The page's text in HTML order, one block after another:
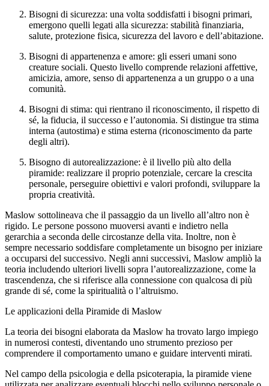
Bisogni di sicurezza: una volta soddisfatti i bisogni primari,
emergono quelli legati alla sicurezza: stabilità finanziaria,
salute, protezione fisica, sicurezza del lavoro e dell’abitazione.
Bisogni di appartenenza e amore: gli esseri umani sono
creature sociali. Questo livello comprende relazioni affettive,
amicizia, amore, senso di appartenenza a un gruppo o a una
comunità.
Bisogni di stima: qui rientrano il riconoscimento, il rispetto di
sé, la fiducia, il successo e l’autonomia. Si distingue tra stima
interna (autostima) e stima esterna (riconoscimento da parte
degli altri).
Bisogno di autorealizzazione: è il livello più alto della
piramide: realizzare il proprio potenziale, cercare la crescita
personale, perseguire obiettivi e valori profondi, sviluppare la
propria creatività.
Maslow sottolineava che il passaggio da un livello all’altro non è
rigido. Le persone possono muoversi avanti e indietro nella
gerarchia a seconda delle circostanze della vita. Inoltre, non è
sempre necessario soddisfare completamente un bisogno per iniziare
a occuparsi del successivo. Negli anni successivi, Maslow ampliò la
teoria includendo ulteriori livelli sopra l’autorealizzazione, come la
trascendenza, che si riferisce alla connessione con qualcosa di più
grande di sé, come la spiritualità o l’altruismo.
Le applicazioni della Piramide di Maslow
La teoria dei bisogni elaborata da Maslow ha trovato largo impiego
in numerosi contesti, diventando uno strumento prezioso per
comprendere il comportamento umano e guidare interventi mirati.
Nel campo della psicologia e della psicoterapia, la piramide viene